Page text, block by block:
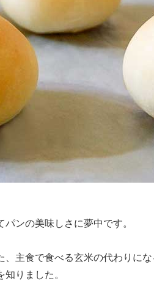
ンの美味しさに夢中です。
、主食で食べる玄米の代わりに
りました。